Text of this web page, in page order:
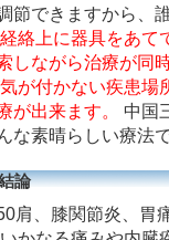
節できますから、
経絡上に器具をあて
しながら治療が同
が付かない疾患場
が出来ます。
中国
な素晴らしい療法で
論
肩、膝関節炎、胃